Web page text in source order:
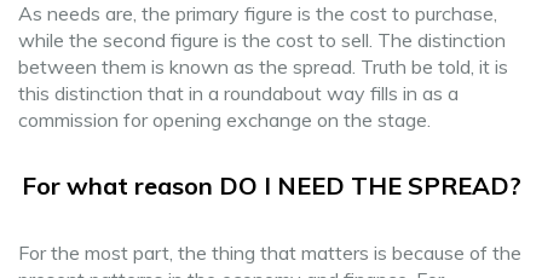
As needs are, the primary figure is the cost to purchase,
while the second figure is the cost to sell. The distinction
between them is known as the spread. Truth be told, it is
this distinction that in a roundabout way fills in as a
commission for opening exchange on the stage.
For what reason DO I NEED THE SPREAD?
For the most part, the thing that matters is because of the